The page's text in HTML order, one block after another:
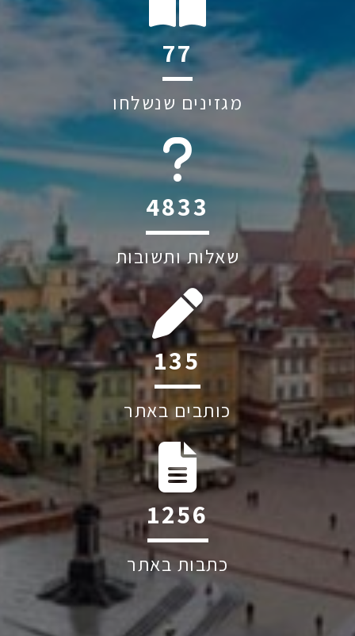
114
מגזינים שנשלחו
6045
שאלות ותשובות
199
כותבים באתר
1852
כתבות באתר